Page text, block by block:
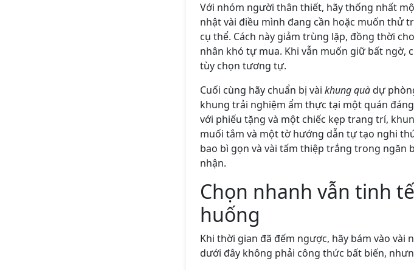
Với nhóm người thân thiết, hãy thống nhất
nhật vài điều mình đang cần hoặc muốn thử
cụ thể. Cách này giảm trùng lặp, đồng thời
nhân khó tự mua. Khi vẫn muốn giữ bất ngờ,
tùy chọn tương tự.
Cuối cùng hãy chuẩn bị vài khung quàdự
khung trải nghiệm ẩm thực tại một quán
với phiếu tặng và một chiếc kẹp trang trí,
muối tắm và một tờ hướng dẫn tự tạo nghi
bao bì gọn và vài tấm thiệp trắng trong ngăn
nhận.
Chọn nhanh vẫn tinh
huống
Khi thời gian đã đếm ngược, hãy bám vào vài
dưới đây không phải công thức bất biến,